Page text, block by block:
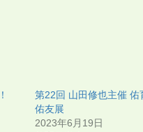
第22回 山田修也主催 佑
佑友展
2023年6月19日